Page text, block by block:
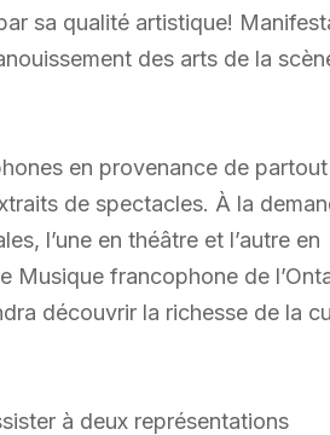
sa qualité artistique!
des arts de la
en provenance de partout
de spectacles. À la
l’une en théâtre et l’autre en
Musique francophone de
découvrir la richesse de la
à deux représentations